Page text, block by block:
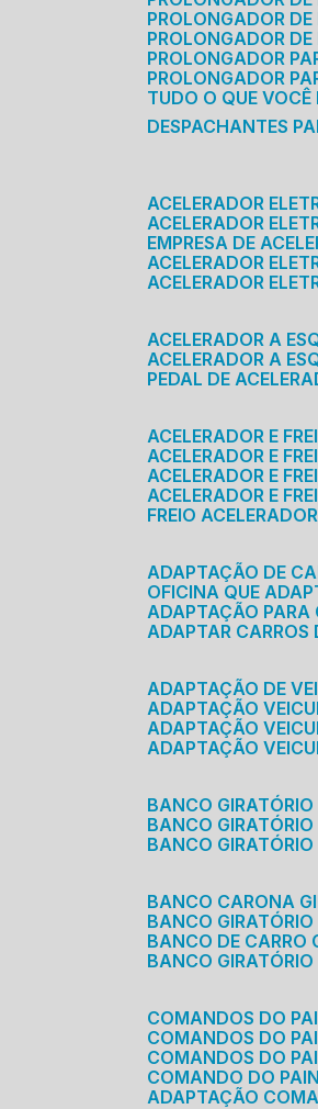
PROLONGADOR
PROLONGADOR
PROLONGADOR
PROLONGADOR
TUDO O QUE
DESPACHANTES
ACELERADOR
ACELERADOR
EMPRESA DE
ACELERADOR
ACELERADOR
ACELERADOR A
ACELERADOR A
PEDAL DE
ACELERADOR E
ACELERADOR E
ACELERADOR E
ACELERADOR E
FREIO
ADAPTAÇÃO DE
OFICINA QUE
ADAPTAÇÃO
ADAPTAR
ADAPTAÇÃO DE
ADAPTAÇÃO
ADAPTAÇÃO
ADAPTAÇÃO
BANCO
BANCO
BANCO
BANCO CARONA
BANCO
BANCO DE
BANCO
COMANDOS DO
COMANDOS DO
COMANDOS DO
COMANDO DO
ADAPTAÇÃO